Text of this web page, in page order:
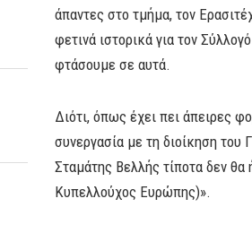
άπαντες στο τμήμα, τον
φετινά ιστορικά για τον
φτάσουμε σε αυτά.
Διότι, όπως έχει πει άπειρες
συνεργασία με τη διοίκηση του
Σταμάτης Βελλής τίποτα δεν
Κυπελλούχος Ευρώπης)».